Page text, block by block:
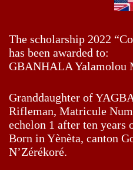
The scholarship 2022
has been awarded to:
GBANHALA Yalamolou
Granddaughter of
Rifleman, Matricule
echelon 1 after ten years
Born in Yènèta, canton
N’Zérékoré.